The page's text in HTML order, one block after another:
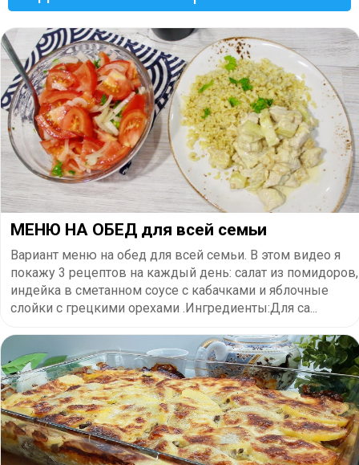
МЕНЮ НА ОБЕД для всей семьи
Вариант меню на обед для всей семьи. В этом видео я
покажу 3 рецептов на каждый день: салат из помидоров,
индейка в сметанном соусе с кабачками и яблочные
слойки с грецкими орехами .Ингредиенты:Для са...